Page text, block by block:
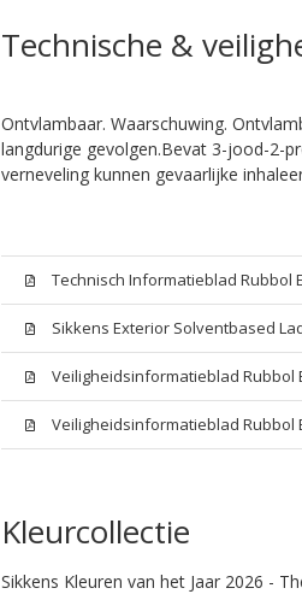
Technische &
Ontvlambaar. Waarschuwing.
langdurige gevolgen.Bevat 3-jood-2-
verneveling kunnen gevaarlijke
Technisch Informatieblad Rubbol
Sikkens Exterior Solventbased
Veiligheidsinformatieblad Rubbol
Veiligheidsinformatieblad Rubbol
Kleurcollectie
Sikkens Kleuren van het Jaar 2026 -